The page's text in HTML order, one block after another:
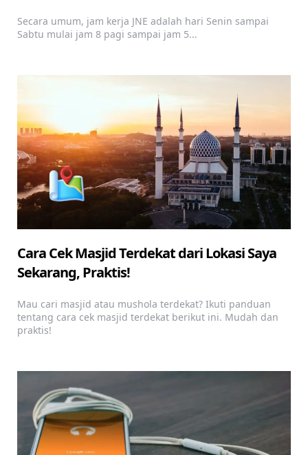
Secara umum, jam kerja JNE adalah hari Senin sampai
Sabtu mulai jam 8 pagi sampai jam 5...
Cara Cek Masjid Terdekat dari Lokasi Saya
Sekarang, Praktis!
Mau cari masjid atau mushola terdekat? Ikuti panduan
tentang cara cek masjid terdekat berikut ini. Mudah dan
praktis!